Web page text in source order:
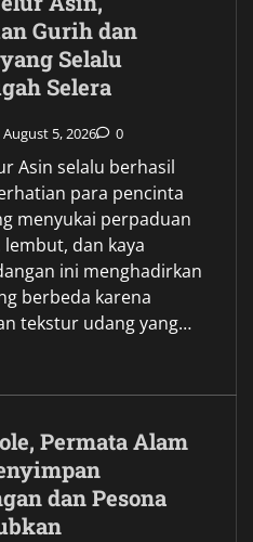
Gurih dan
Selalu
Selera
August 5, 2026 0
Asin selalu berhasil
para pencinta
menyukai perpaduan
dan kaya
ini menghadirkan
berbeda karena
tekstur udang yang…
Permata Alam
dan Pesona